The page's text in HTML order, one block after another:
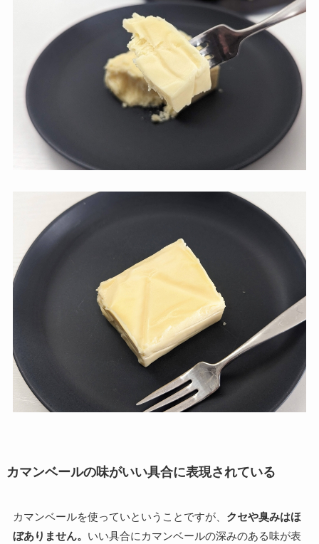
カマンベールの味がいい具合に表現されている
カマンベールを使っていということですが、 クセや臭みはほ
ぼありません。 いい具合にカマンベールの深みのある味が表